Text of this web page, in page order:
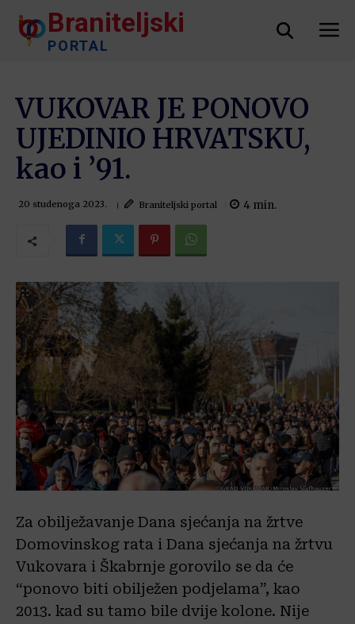
Braniteljski
PORTAL
VUKOVAR JE PONOVO
UJEDINIO HRVATSKU,
kao i ’91.
20 studenoga 2023. Braniteljski portal 4 min.
Za obilježavanje Dana sjećanja na žrtve
Domovinskog rata i Dana sjećanja na žrtvu
Vukovara i Škabrnje gorovilo se da će
“ponovo biti obilježen podjelama”, kao
2013. kad su tamo bile dvije kolone. Nije